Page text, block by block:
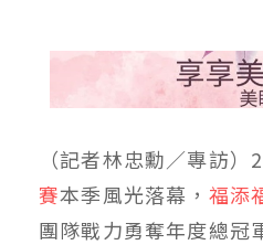
（記者林忠勳／專訪）
賽本季風光落幕， 福添
團隊戰力勇奪年度總冠